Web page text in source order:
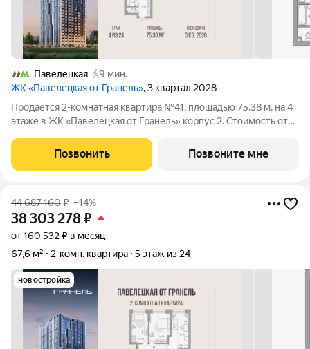
Павелецкая
9 мин.
ЖК «Павелецкая от Гранель», 3 квартал 2028
Продаётся 2-комнатная квартира №41, площадью 75,38 м, на 4
этаже в ЖК «Павелецкая от Гранель» корпус 2. Стоимость от
окна во двор. «Павелецкая от Гранель» проект бизнес-класса в
историческом
Позвонить Позвоните мне
44 687 160₽ –14%
38 303 278₽
от 160 532 ₽ в месяц
67,6 м²
2-комн. квартира 5 этаж из 24
новостройка